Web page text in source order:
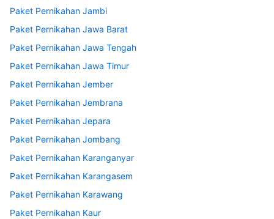
Paket Pernikahan Jambi
Paket Pernikahan Jawa Barat
Paket Pernikahan Jawa Tengah
Paket Pernikahan Jawa Timur
Paket Pernikahan Jember
Paket Pernikahan Jembrana
Paket Pernikahan Jepara
Paket Pernikahan Jombang
Paket Pernikahan Karanganyar
Paket Pernikahan Karangasem
Paket Pernikahan Karawang
Paket Pernikahan Kaur